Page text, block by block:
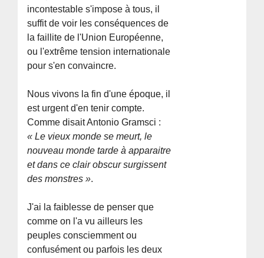
incontestable s'impose à tous, il
suffit de voir les conséquences de
la faillite de l'Union Européenne,
ou l'extrême tension internationale
pour s'en convaincre.
Nous vivons la fin d'une époque, il
est urgent d'en tenir compte.
Comme disait Antonio Gramsci :
« Le vieux monde se meurt, le
nouveau monde tarde à apparaitre
et dans ce clair obscur surgissent
des monstres ».
J'ai la faiblesse de penser que
comme on l'a vu ailleurs les
peuples consciemment ou
confusément ou parfois les deux